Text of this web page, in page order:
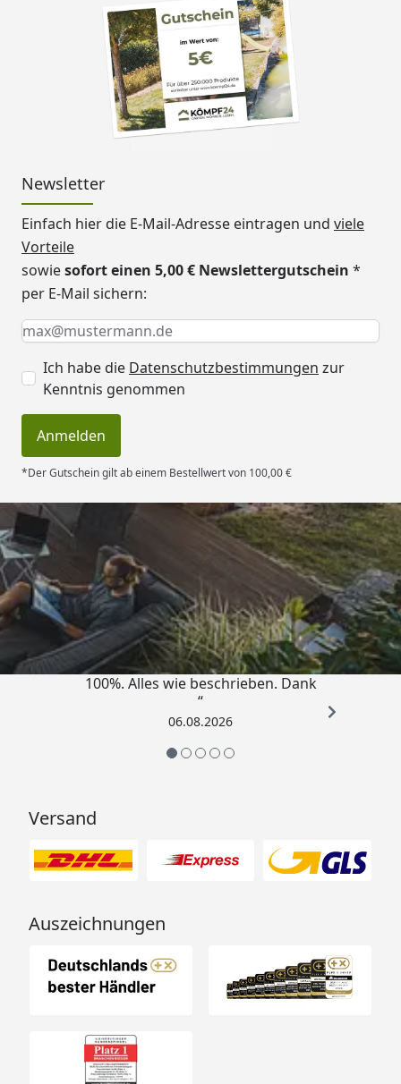
Newsletter
Einfach hier die E-Mail-Adresse eintragen und viele
Vorteile
sowiesofort einen 5,00 € Newslettergutschein *
per E-Mail sichern:
Keine Eingabe erforderlich
Eingabe erforderlich
E-Mail *
Ich habe die Datenschutzbestimmungen zur
Kenntnis genommen
Anmelden
*Der Gutschein gilt ab einem Bestellwert von 100,00 €
Trusted Shops
4,83/ 5
„Super schnell gelifert. Ware passt
100%. Alles wie beschrieben. Dank
“
06.08.2026
Versand
Auszeichnungen